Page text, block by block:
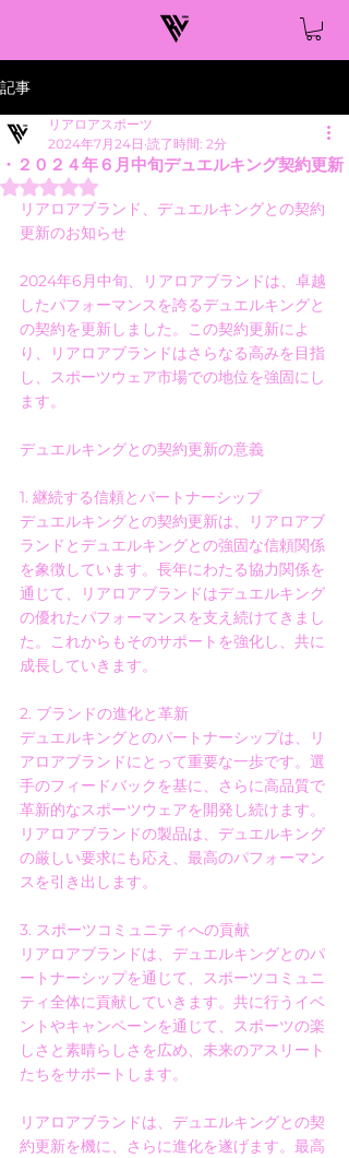
記事
・２０２４年６月中旬デュエルキング契約更新
リアロアスポーツ
2024年7月24日 読了時間: 2分
5つ星のうちNaNと評価されています。
リアロアブランド、デュエルキングとの契約
更新のお知らせ
2024年6月中旬、リアロアブランドは、卓越
したパフォーマンスを誇るデュエルキングと
の契約を更新しました。この契約更新によ
り、リアロアブランドはさらなる高みを目指
し、スポーツウェア市場での地位を強固にし
ます。
デュエルキングとの契約更新の意義
1. 継続する信頼とパートナーシップ
デュエルキングとの契約更新は、リアロアブ
ランドとデュエルキングとの強固な信頼関係
を象徴しています。長年にわたる協力関係を
通じて、リアロアブランドはデュエルキング
の優れたパフォーマンスを支え続けてきまし
た。これからもそのサポートを強化し、共に
成長していきます。
2. ブランドの進化と革新
デュエルキングとのパートナーシップは、リ
アロアブランドにとって重要な一歩です。選
手のフィードバックを基に、さらに高品質で
革新的なスポーツウェアを開発し続けます。
リアロアブランドの製品は、デュエルキング
の厳しい要求にも応え、最高のパフォーマン
スを引き出します。
3. スポーツコミュニティへの貢献
リアロアブランドは、デュエルキングとのパ
ートナーシップを通じて、スポーツコミュニ
ティ全体に貢献していきます。共に行うイベ
ントやキャンペーンを通じて、スポーツの楽
しさと素晴らしさを広め、未来のアスリート
たちをサポートします。
リアロアブランドは、デュエルキングとの契
約更新を機に、さらに進化を遂げます。最高